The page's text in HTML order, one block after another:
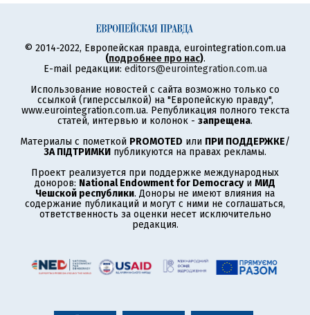
© 2014-2022, Европейская правда, eurointegration.com.ua
(подробнее про нас).
E-mail редакции: editors@eurointegration.com.ua
Использование новостей с сайта возможно только со
ссылкой (гиперссылкой) на "Европейскую правду",
www.eurointegration.com.ua. Републикация полного текста
статей, интервью и колонок - запрещена.
Материалы с пометкой PROMOTED или ПРИ ПОДДЕРЖКЕ/
ЗА ПІДТРИМКИ публикуются на правах рекламы.
Проект реализуется при поддержке международных
доноров: National Endowment for Democracyи МИД
Чешской республики. Доноры не имеют влияния на
содержание публикаций и могут с ними не соглашаться,
ответственность за оценки несет исключительно
редакция.